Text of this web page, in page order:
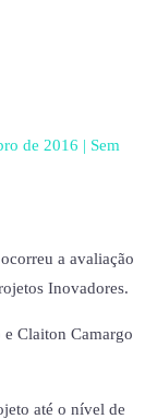
de 2016 | Sem
a avaliação
Inovadores.
Claiton Camargo
até o nível de